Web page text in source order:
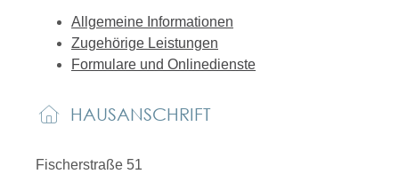
Allgemeine Informationen
Zugehörige Leistungen
Formulare und Onlinedienste
HAUSANSCHRIFT
Fischerstraße 51